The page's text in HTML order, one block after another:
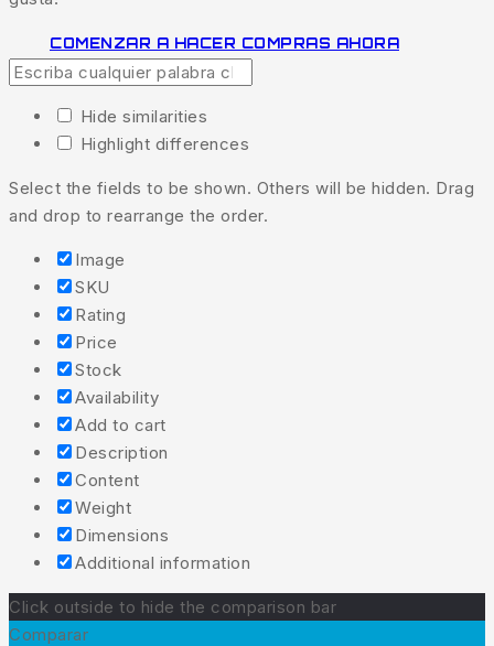
COMENZAR A HACER COMPRAS AHORA
Hide similarities
Highlight differences
Select the fields to be shown. Others will be hidden. Drag
and drop to rearrange the order.
Image
SKU
Rating
Price
Stock
Availability
Add to cart
Description
Content
Weight
Dimensions
Additional information
Click outside to hide the comparison bar
Comparar